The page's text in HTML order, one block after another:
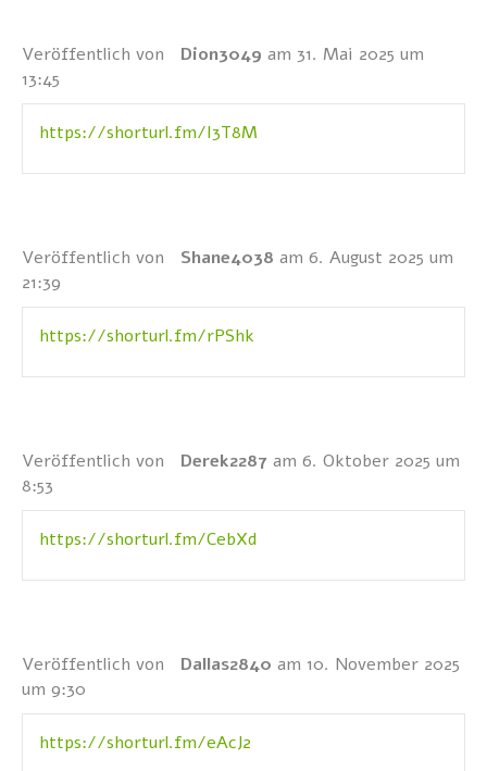
Veröffentlich von Dion3049 am 31. Mai 2025 um
13:45
https://shorturl.fm/I3T8M
Veröffentlich von Shane4038 am 6. August 2025 um
21:39
https://shorturl.fm/rPShk
Veröffentlich von Derek2287 am 6. Oktober 2025 um
8:53
https://shorturl.fm/CebXd
Veröffentlich von Dallas2840 am 10. November 2025
um 9:30
https://shorturl.fm/eAcJ2